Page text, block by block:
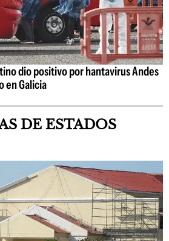
dio positivo por hantavirus Andes
en Galicia
DE ESTADOS